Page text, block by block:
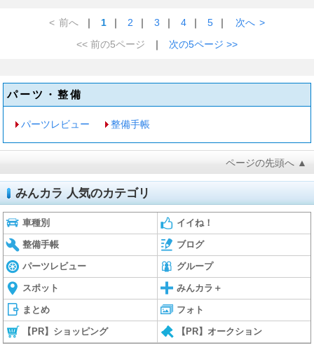
< 前へ ｜ 1 ｜ 2 ｜ 3 ｜ 4 ｜ 5 ｜ 次へ >
<< 前の5ページ
｜ 次の5ページ >>
パーツ・整備
パーツレビュー 整備手帳
ページの先頭へ ▲
みんカラ 人気のカテゴリ
車種別 イイね！
整備手帳 ブログ
パーツレビュー グループ
スポット みんカラ＋
まとめ フォト
【PR】ショッピング 【PR】オークション